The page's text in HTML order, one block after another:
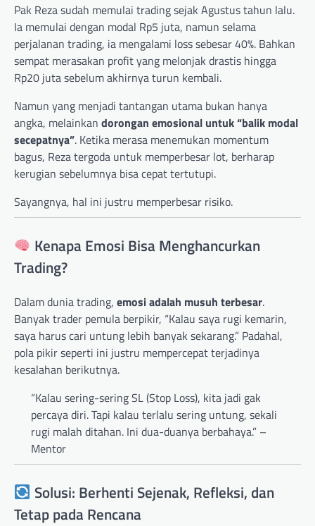
Pak Reza sudah memulai trading sejak Agustus tahun lalu.
Ia memulai dengan modal Rp5 juta, namun selama
perjalanan trading, ia mengalami loss sebesar 40%. Bahkan
sempat merasakan profit yang melonjak drastis hingga
Rp20 juta sebelum akhirnya turun kembali.
Namun yang menjadi tantangan utama bukan hanya
angka, melainkan dorongan emosional untuk “balik modal
secepatnya”. Ketika merasa menemukan momentum
bagus, Reza tergoda untuk memperbesar lot, berharap
kerugian sebelumnya bisa cepat tertutupi.
Sayangnya, hal ini justru memperbesar risiko.
Kenapa Emosi Bisa Menghancurkan
Trading?
Dalam dunia trading, emosi adalah musuh terbesar.
Banyak trader pemula berpikir, “Kalau saya rugi kemarin,
saya harus cari untung lebih banyak sekarang.” Padahal,
pola pikir seperti ini justru mempercepat terjadinya
kesalahan berikutnya.
“Kalau sering-sering SL (Stop Loss), kita jadi gak
percaya diri. Tapi kalau terlalu sering untung, sekali
rugi malah ditahan. Ini dua-duanya berbahaya.” –
Mentor
Solusi: Berhenti Sejenak, Refleksi, dan
Tetap pada Rencana